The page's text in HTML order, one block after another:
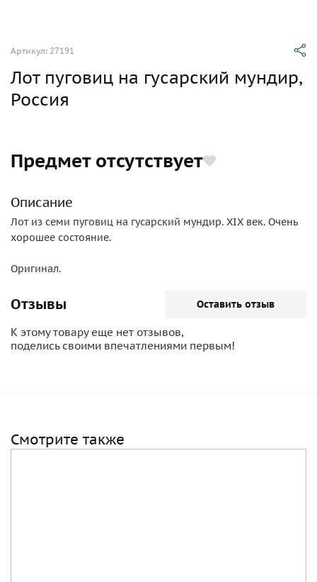
Артикул: 27191
Лот пуговиц на гусарский мундир,
Россия
Предмет отсутствует
Описание
Лот из семи пуговиц на гусарский мундир. XIX век. Очень
хорошее состояние.
Оригинал.
Отзывы Оставить отзыв
К этому товару еще нет отзывов,
поделись своими впечатлениями первым!
Смотрите также